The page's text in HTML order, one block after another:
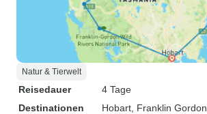
Natur & Tierwelt
Reisedauer
4 Tage
Destinationen
Hobart , Franklin